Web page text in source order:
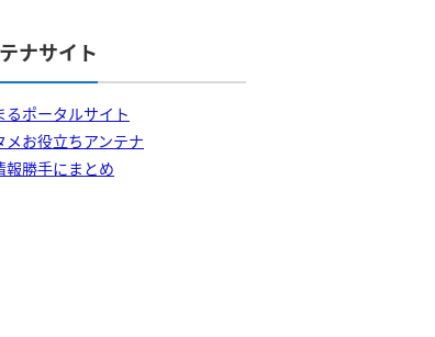
ナサイト
るポータルサイト
メお役立ちアンテナ
報勝手にまとめ